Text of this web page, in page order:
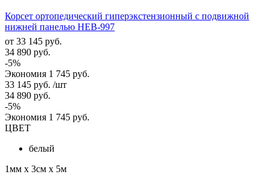
Корсет ортопедический гиперэкстензионный с подвижной
нижней панелью HEB-997
от 33 145 руб.
34 890 руб.
-5%
Экономия 1 745 руб.
33 145 руб. /шт
34 890 руб.
-5%
Экономия 1 745 руб.
ЦВЕТ
белый
1мм х 3см х 5м